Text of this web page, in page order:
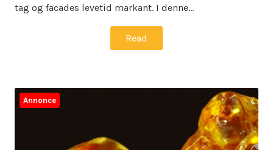
tag og facades levetid markant. I denne…
Read
Annonce